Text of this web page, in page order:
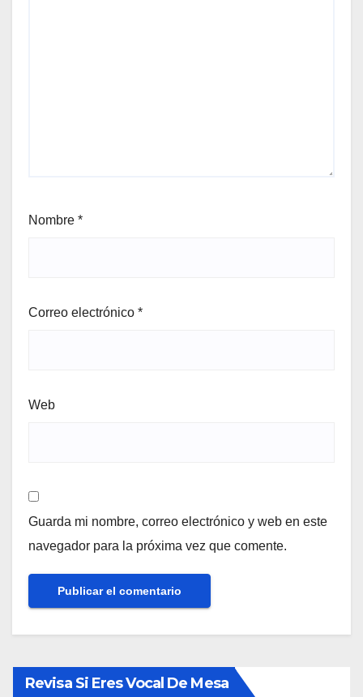
Nombre *
Correo electrónico *
Web
Guarda mi nombre, correo electrónico y web en este
navegador para la próxima vez que comente.
Revisa Si Eres Vocal De Mesa